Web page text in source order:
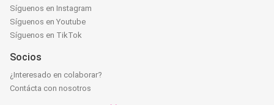
Síguenos en Instagram
Síguenos en Youtube
Síguenos en TikTok
Socios
¿Interesado en colaborar?
Contácta con nosotros